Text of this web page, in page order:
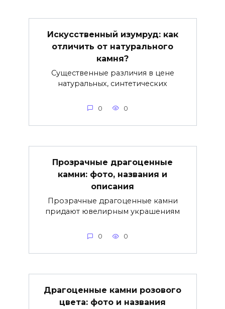
Искусственный изумруд: как
отличить от натурального
камня?
Существенные различия в цене
натуральных, синтетических
0 0
Прозрачные драгоценные
камни: фото, названия и
описания
Прозрачные драгоценные камни
придают ювелирным украшениям
0 0
Драгоценные камни розового
цвета: фото и названия